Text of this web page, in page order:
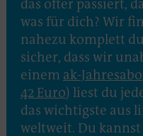
das öfter passiert,
was für dich? Wir
nahezu komplett
sicher, dass wir
einem ak-Jahresabo
42 Euro) liest du
das wichtigste aus
weltweit. Du